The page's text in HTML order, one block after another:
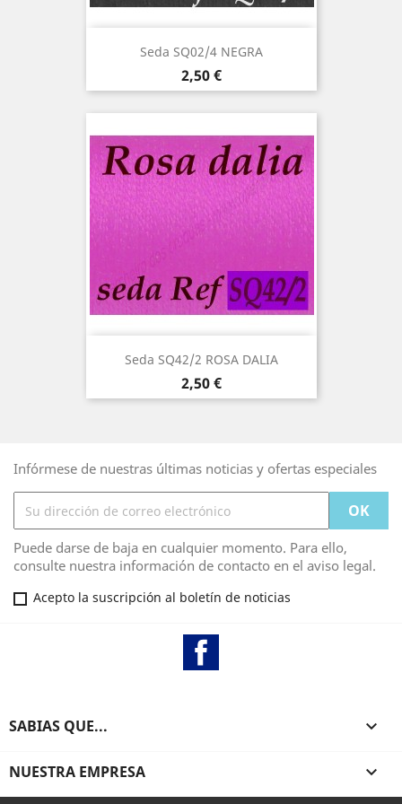
Seda SQ02/4 NEGRA
Precio
2,50 €
Seda SQ42/2 ROSA DALIA
Precio
2,50 €
Infórmese de nuestras últimas noticias y ofertas especiales
Puede darse de baja en cualquier momento. Para ello,
consulte nuestra información de contacto en el aviso legal.
Acepto la suscripción al boletín de noticias
SABIAS QUE... 
NUESTRA EMPRESA 